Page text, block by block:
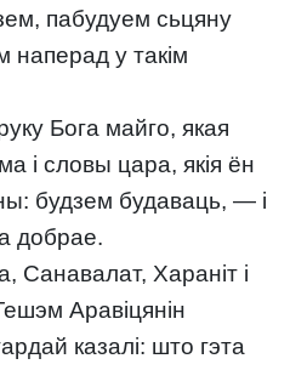
пабудуем сьцяну
наперад у такім
Бога майго, якая
і словы цара, якія ён
будзем будаваць, — і
добрае.
Санавалат, Хараніт і
Аравіцянін
казалі: што гэта